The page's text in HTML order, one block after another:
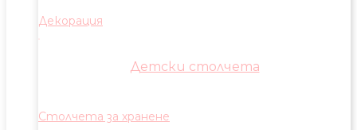
Декорация
Детски столчета
Столчета за хранене